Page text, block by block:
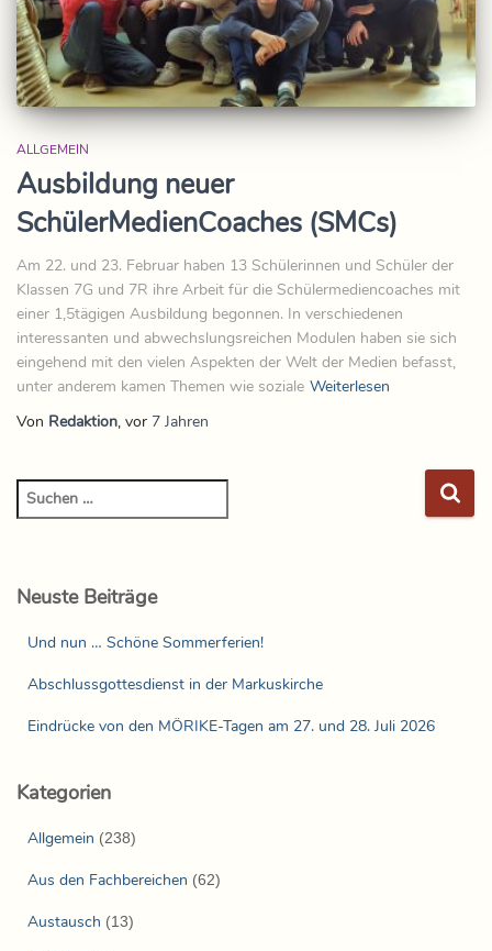
ALLGEMEIN
Ausbildung neuer
SchülerMedienCoaches (SMCs)
Am 22. und 23. Februar haben 13 Schülerinnen und Schüler der
Klassen 7G und 7R ihre Arbeit für die Schülermediencoaches mit
einer 1,5tägigen Ausbildung begonnen. In verschiedenen
interessanten und abwechslungsreichen Modulen haben sie sich
eingehend mit den vielen Aspekten der Welt der Medien befasst,
unter anderem kamen Themen wie soziale Weiterlesen
Von Redaktion, vor 7 Jahren
Neuste Beiträge
Und nun … Schöne Sommerferien!
Abschlussgottesdienst in der Markuskirche
Eindrücke von den MÖRIKE-Tagen am 27. und 28. Juli 2026
Kategorien
Allgemein (238)
Aus den Fachbereichen (62)
Austausch (13)